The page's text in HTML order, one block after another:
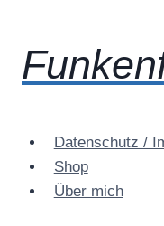
springen
Datenschutz /
Shop
Über mich